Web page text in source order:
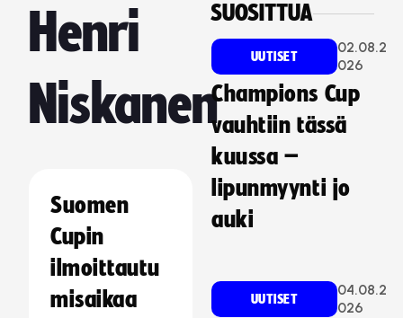
Henri
Niskanen
Suomen
Cupin
ilmoittautu
misaikaa
SUOSITTUA
UUTISET
02.08.2
026
Champions Cup
vauhtiin tässä
kuussa –
lipunmyynti jo
auki
UUTISET
04.08.2
026